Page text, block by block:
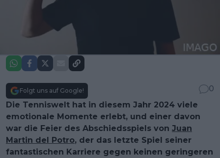
Folgt uns auf Google!
0
Die Tenniswelt hat in diesem Jahr 2024 viele
emotionale Momente erlebt, und einer davon
war die Feier des Abschiedsspiels von Juan
Martin del Potro, der das letzte Spiel seiner
fantastischen Karriere gegen keinen geringeren